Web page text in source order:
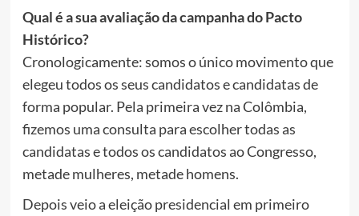
Qual é a sua avaliação da campanha do Pacto
Histórico?
Cronologicamente: somos o único movimento que
elegeu todos os seus candidatos e candidatas de
forma popular. Pela primeira vez na Colômbia,
fizemos uma consulta para escolher todas as
candidatas e todos os candidatos ao Congresso,
metade mulheres, metade homens.
Depois veio a eleição presidencial em primeiro